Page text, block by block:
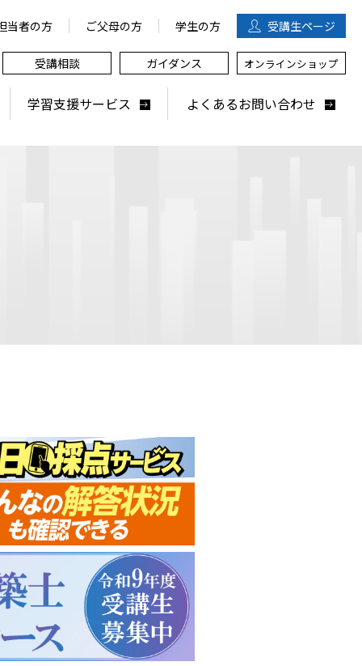
学習支援サービス よくあるお問い合わせ
受講生ページ
当者の方 ご父母の方 学生の方
受講相談 ガイダンス オンラインショップ